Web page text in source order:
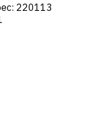
220113